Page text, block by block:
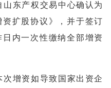
东产权交易中心确认为
扩股协议》，并于签订
日内一次性缴纳全部增资
增资如导致国家出资企